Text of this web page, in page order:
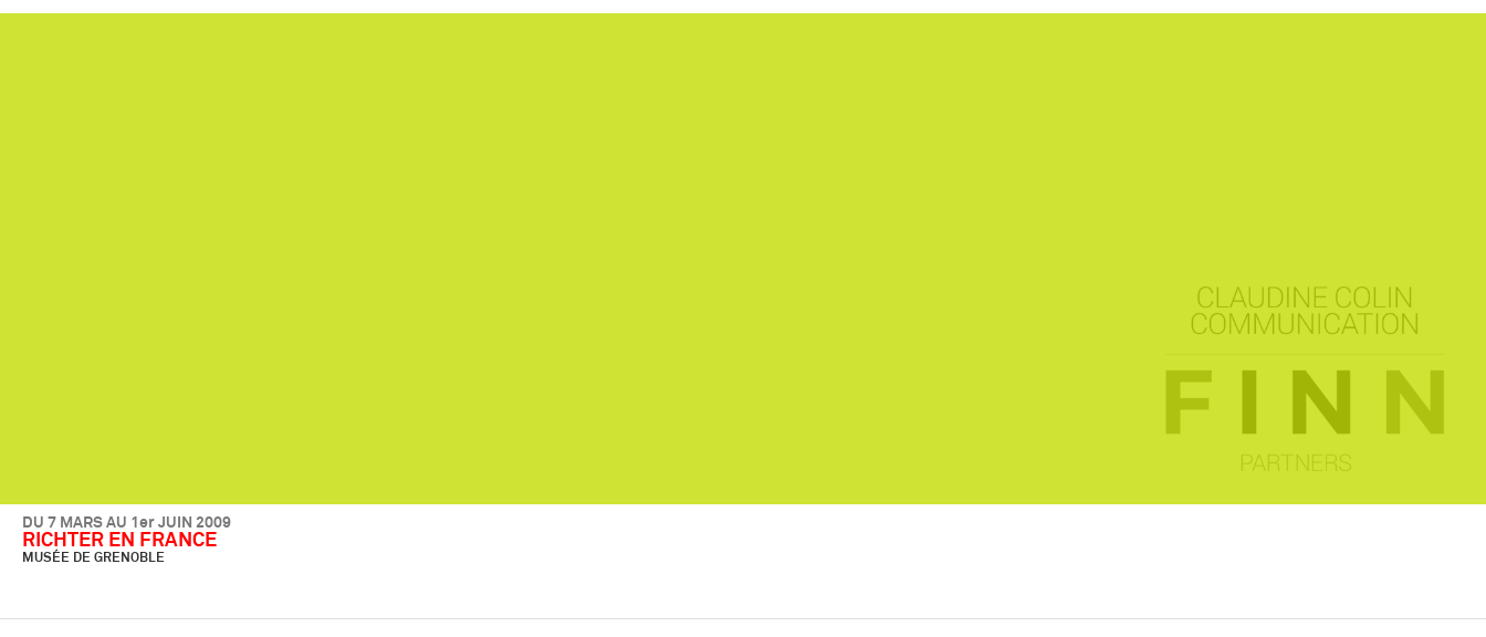
DU 7 MARS AU 1er JUIN 2009
RICHTER EN FRANCE
MUSÉE DE GRENOBLE